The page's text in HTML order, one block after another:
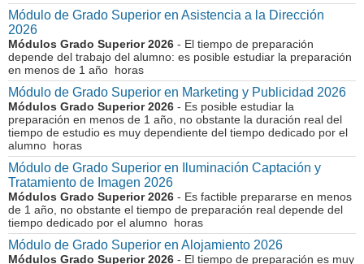
Módulo de Grado Superior en Asistencia a la Dirección
2026
Módulos Grado Superior 2026 - El tiempo de preparación
depende del trabajo del alumno: es posible estudiar la preparación
en menos de 1 año horas
Módulo de Grado Superior en Marketing y Publicidad 2026
Módulos Grado Superior 2026 - Es posible estudiar la
preparación en menos de 1 año, no obstante la duración real del
tiempo de estudio es muy dependiente del tiempo dedicado por el
alumno horas
Módulo de Grado Superior en Iluminación Captación y
Tratamiento de Imagen 2026
Módulos Grado Superior 2026 - Es factible prepararse en menos
de 1 año, no obstante el tiempo de preparación real depende del
tiempo dedicado por el alumno horas
Módulo de Grado Superior en Alojamiento 2026
Módulos Grado Superior 2026 - El tiempo de preparación es muy